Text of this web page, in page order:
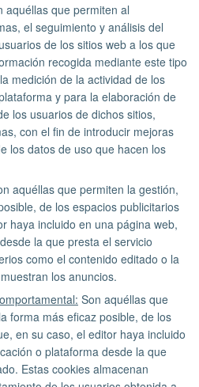
aquéllas que permiten al
el seguimiento y análisis del
de los sitios web a los que
recogida mediante este tipo
medición de la actividad de los
y para la elaboración de
los usuarios de dichos sitios,
con el fin de introducir mejoras
los datos de uso que hacen los
aquéllas que permiten la gestión,
de los espacios publicitarios
haya incluido en una página web,
la que presta el servicio
como el contenido editado o la
los anuncios.
Son aquéllas que
forma más eficaz posible, de los
en su caso, el editor haya incluido
o plataforma desde la que
Estas cookies almacenan